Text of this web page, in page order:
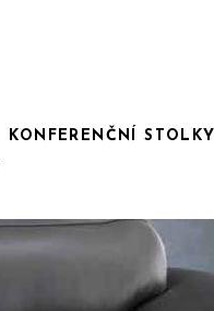
KONFERENČNÍ STOLKY